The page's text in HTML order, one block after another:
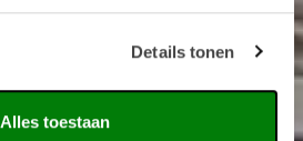
Details tonen
Alles toestaan